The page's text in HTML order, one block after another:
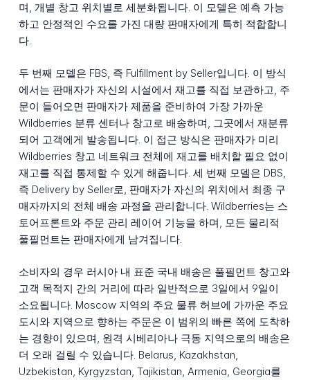
며, 개별 창고 위치별로 세분화됩니다. 이 모델은 예측 가능
하고 안정적인 수요를 가진 대량 판매자에게 특히 적합합니
다.
두 번째 모델은 FBS, 즉 Fulfillment by Seller입니다. 이 방식
에서는 판매자가 자신의 시설에서 재고를 직접 보관하고, 주
문이 들어오면 판매자가 제품을 준비하여 가장 가까운
Wildberries 분류 센터나 창고로 배송하며, 그곳에서 재분류
되어 고객에게 발송됩니다. 이 접근 방식은 판매자가 미리
Wildberries 창고 네트워크 전체에 재고를 배치할 필요 없이
재고를 직접 통제할 수 있게 해줍니다. 세 번째 모델은 DBS,
즉 Delivery by Seller로, 판매자가 자신의 위치에서 최종 구
매자까지의 전체 배송 과정을 관리합니다. Wildberries는 스
토어프론트와 주문 관리 레이어 기능을 하며, 모든 물리적
풀필먼트는 판매자에게 남겨집니다.
소비자의 경우 러시아 내 표준 국내 배송은 풀필먼트 창고와
고객 목적지 간의 거리에 따라 일반적으로 3일에서 9일이
소요됩니다. Moscow 지역의 주요 물류 허브에 가까운 주요
도시와 지역으로 향하는 주문은 이 범위의 빠른 쪽에 도착하
는 경향이 있으며, 원격 시베리아나 극동 지역으로의 배송은
더 오래 걸릴 수 있습니다. Belarus, Kazakhstan,
Uzbekistan, Kyrgyzstan, Tajikistan, Armenia, Georgia를